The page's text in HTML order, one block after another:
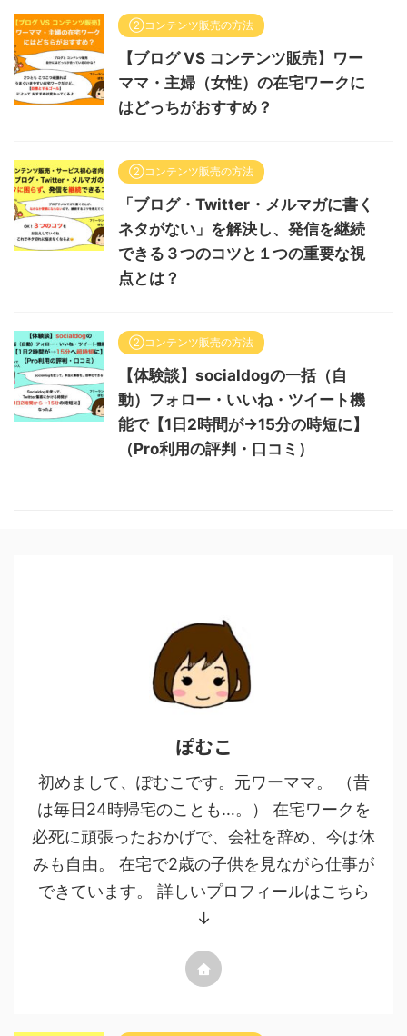
②コンテンツ販売の方法
【ブログ VS コンテンツ販売】ワー
ママ・主婦（女性）の在宅ワークに
はどっちがおすすめ？
②コンテンツ販売の方法
「ブログ・Twitter・メルマガに書く
ネタがない」を解決し、発信を継続
できる３つのコツと１つの重要な視
点とは？
②コンテンツ販売の方法
【体験談】socialdogの一括（自
動）フォロー・いいね・ツイート機
能で【1日2時間が→15分の時短に】
（Pro利用の評判・口コミ）
ぽむこ
初めまして、ぽむこです。元ワーママ。 （昔
は毎日24時帰宅のことも…。） 在宅ワークを
必死に頑張ったおかげで、会社を辞め、今は休
みも自由。 在宅で2歳の子供を見ながら仕事が
できています。 詳しいプロフィールはこちら
↓